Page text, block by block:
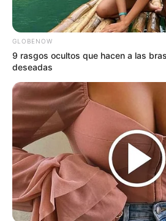
GLOBENOW
9 rasgos ocultos que hacen a las
deseadas